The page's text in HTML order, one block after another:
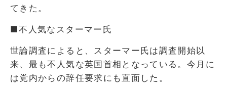
てきた。
■不人気なスターマー氏
世論調査によると、スターマー氏は調査開始以
来、最も不人気な英国首相となっている。今月に
は党内からの辞任要求にも直面した。